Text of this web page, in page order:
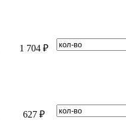
1 704 ₽
627 ₽